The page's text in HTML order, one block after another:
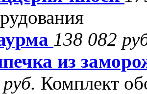
138 082
из
Комплект